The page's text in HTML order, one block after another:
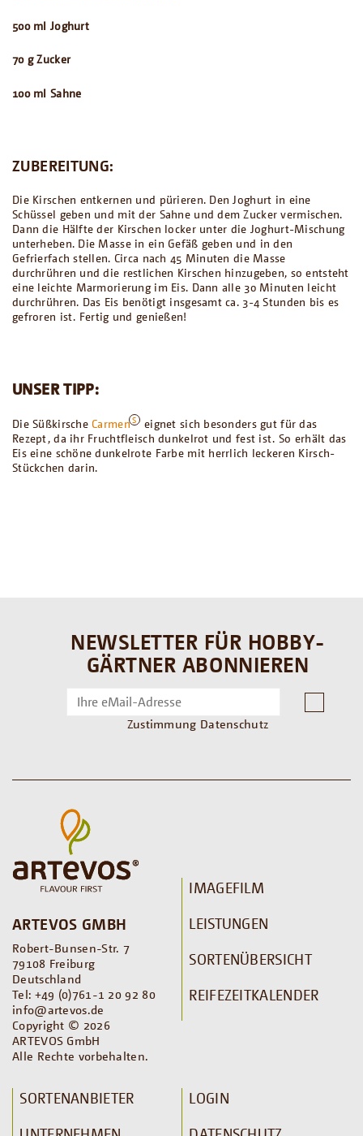
500 ml Joghurt
70 g Zucker
100 ml Sahne
ZUBEREITUNG:
Die Kirschen entkernen und pürieren. Den Joghurt in eine
Schüssel geben und mit der Sahne und dem Zucker vermischen.
Dann die Hälfte der Kirschen locker unter die Joghurt-Mischung
unterheben. Die Masse in ein Gefäß geben und in den
Gefrierfach stellen. Circa nach 45 Minuten die Masse
durchrühren und die restlichen Kirschen hinzugeben, so entsteht
eine leichte Marmorierung im Eis. Dann alle 30 Minuten leicht
durchrühren. Das Eis benötigt insgesamt ca. 3-4 Stunden bis es
gefroren ist. Fertig und genießen!
UNSER TIPP:
Die SüßkirscheCarmen
eignet sich besonders gut für das
Rezept, da ihr Fruchtfleisch dunkelrot und fest ist. So erhält das
Eis eine schöne dunkelrote Farbe mit herrlich leckeren Kirsch-
Stückchen darin.
NEWSLETTER FÜR HOBBY-
GÄRTNER ABONNIEREN
Zustimmung Datenschutz
ARTEVOS GMBH
Robert-Bunsen-Str. 7
79108 Freiburg
Deutschland
Tel: +49 (0)761-1 20 92 80
info@artevos.de
Copyright © 2026
ARTEVOS GmbH
Alle Rechte vorbehalten.
IMAGEFILM
LEISTUNGEN
SORTENÜBERSICHT
REIFEZEITKALENDER
SORTENANBIETER
LOGIN